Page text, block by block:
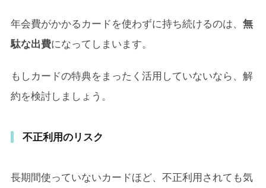
年会費がかかるカードを使わずに持ち続けるのは、 無
駄な出費になってしまいます。
もしカードの特典をまったく活用していないなら、解
約を検討しましょう。
不正利用のリスク
長期間使っていないカードほど、不正利用されても気